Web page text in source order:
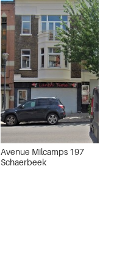
Avenue Milcamps 197
Schaerbeek